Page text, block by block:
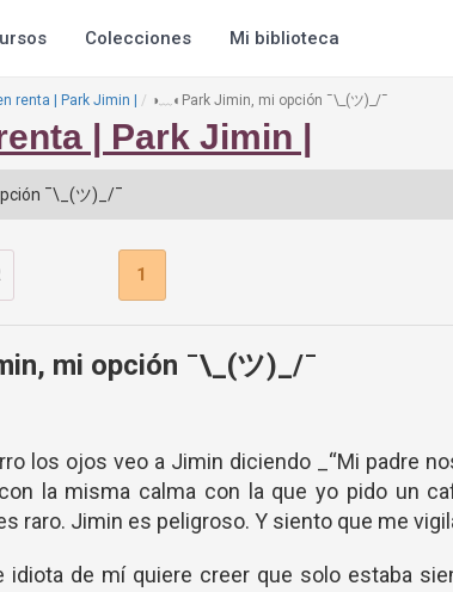
Colecciones Mi biblioteca
renta | Park Jimin | ◑﹏◐Park Jimin, mi opción ¯\_(ツ)_/¯
| Park Jimin |
1
mi opción ¯\_(ツ)_/¯
los ojos veo a Jimin diciendo _“Mi padre
la misma calma con la que yo pido un
raro. Jimin es peligroso. Y siento que me
idiota de mí quiere creer que solo estaba